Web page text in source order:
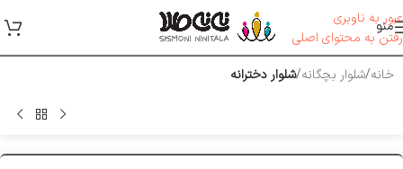
عبور به ناوبری
رفتن به محتوای اصلی
منو
خانه شلوار بچگانه شلوار دخترانه